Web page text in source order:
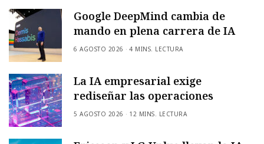
Google DeepMind cambia de
mando en plena carrera de IA
6 AGOSTO 2026 4 MINS. LECTURA
La IA empresarial exige
rediseñar las operaciones
5 AGOSTO 2026 12 MINS. LECTURA